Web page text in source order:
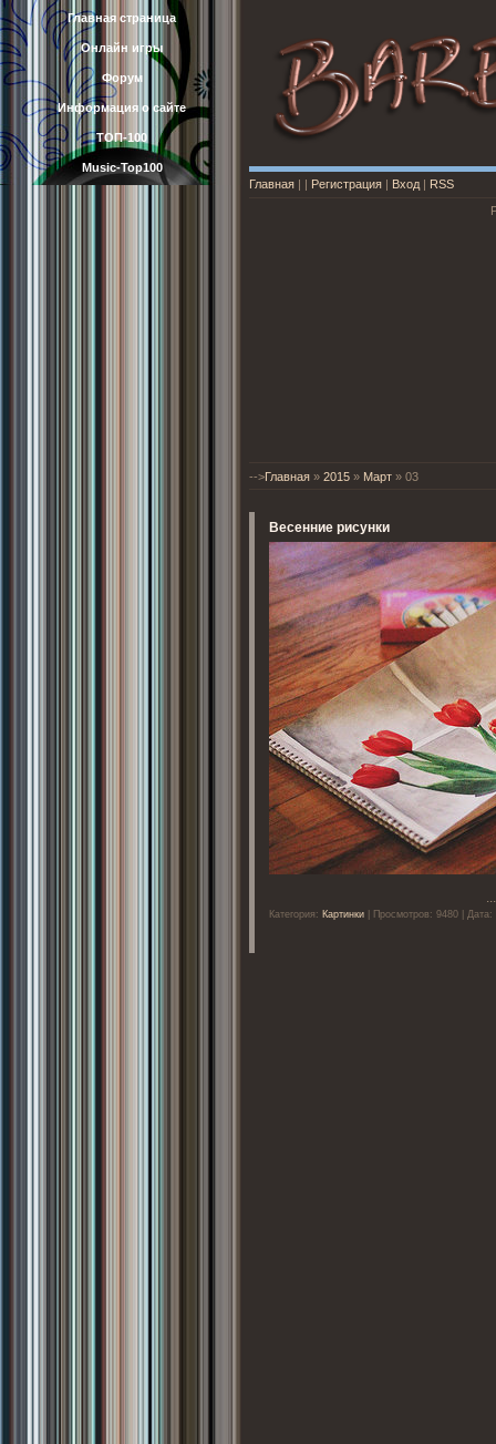
Главная страница
Онлайн игры
Форум
Информация о сайте
ТОП-100
Music-Top100
Главная
Регистрация Вход
RSS
-->Главная » 2015 » Март » 03
Весенние рисунки
Категория: Картинки | Просмотров: 9480 |